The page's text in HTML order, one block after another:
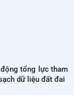
tổng lực tham
dữ liệu đất đai